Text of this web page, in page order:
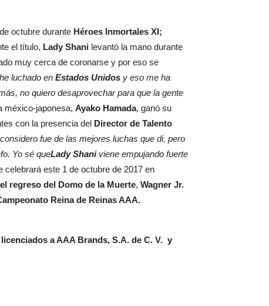
octubre durante Héroes Inmortales XI;
el título, Lady Shani levantó la mano durante
muy cerca de coronarse y por eso se
luchado en Estados Unidos y eso me ha
no quiero desaprovechar para que la gente
méxico-japonesa, Ayako Hamada, ganó su
con la presencia del Director de Talento
fue de las mejores luchas que di, pero
Yo sé queLady Shaniviene empujando fuerte
este 1 de octubre de 2017 en
el regreso del Domo de la Muerte, Wagner Jr.
Reina de Reinas AAA.
a AAA Brands, S.A. de C. V. y